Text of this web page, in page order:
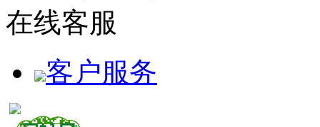
在线客服
客户服务